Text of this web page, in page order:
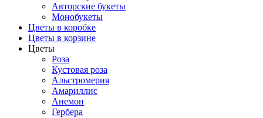
Авторские букеты
Монобукеты
Цветы в коробке
Цветы в корзине
Цветы
Роза
Кустовая роза
Альстромерия
Амариллис
Анемон
Гербера